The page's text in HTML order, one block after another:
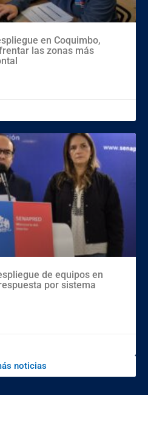
en Coquimbo,
las zonas más
de equipos en
por sistema
noticias